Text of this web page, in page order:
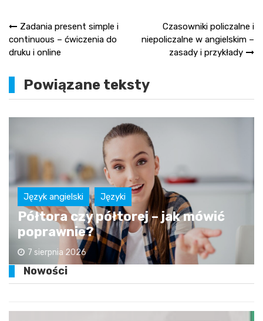
Nawigacja
wpisu
Zadania present simple i
continuous – ćwiczenia do
druku i online
Czasowniki policzalne i
niepoliczalne w angielskim –
zasady i przykłady
Powiązane teksty
Język angielski Języki
Półtora czy półtorej – jak mówić
poprawnie?
7 sierpnia 2026
Nowości